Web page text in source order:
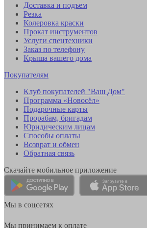
Доставка и подъем
Резка
Колеровка краски
Прокат инструментов
Услуги спецтехники
Заказ по телефону
Крыша вашего дома
Покупателям
Клуб покупателей "Ваш Дом"
Программа «Новосёл»
Подарочные карты
Прорабам, бригадам
Юридическим лицам
Способы оплаты
Возврат и обмен
Обратная связь
Скачайте мобильное приложение
Мы в соцсетях
Мы принимаем к оплате